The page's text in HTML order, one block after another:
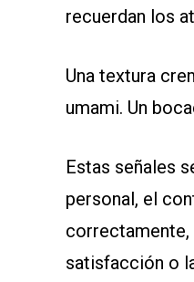
recuerdan los
Una textura
umami. Un
Estas señales
personal, el
correctamente,
satisfacción o